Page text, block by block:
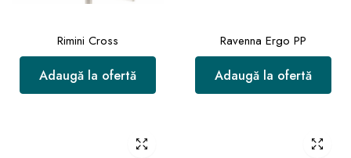
Rimini Cross
Adaugă la ofertă
Ravenna Ergo PP
Adaugă la ofertă